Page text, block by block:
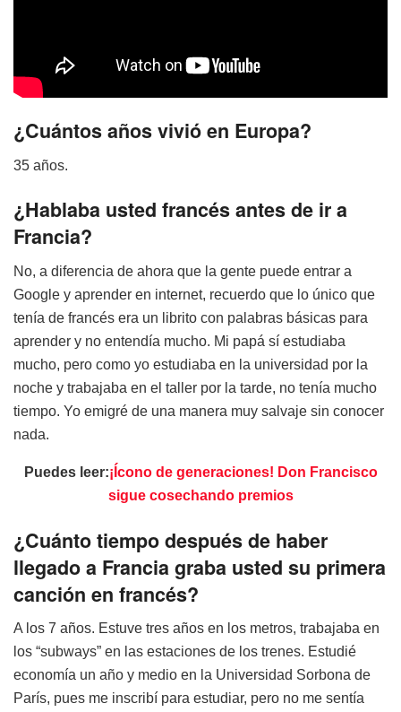
¿Cuántos años vivió en Europa?
35 años.
¿Hablaba usted francés antes de ir a
Francia?
No, a diferencia de ahora que la gente puede entrar a
Google y aprender en internet, recuerdo que lo único que
tenía de francés era un librito con palabras básicas para
aprender y no entendía mucho. Mi papá sí estudiaba
mucho, pero como yo estudiaba en la universidad por la
noche y trabajaba en el taller por la tarde, no tenía mucho
tiempo. Yo emigré de una manera muy salvaje sin conocer
nada.
Puedes leer:¡Ícono de generaciones! Don Francisco
sigue cosechando premios
¿Cuánto tiempo después de haber
llegado a Francia graba usted su primera
canción en francés?
A los 7 años. Estuve tres años en los metros, trabajaba en
los “subways” en las estaciones de los trenes. Estudié
economía un año y medio en la Universidad Sorbona de
París, pues me inscribí para estudiar, pero no me sentía